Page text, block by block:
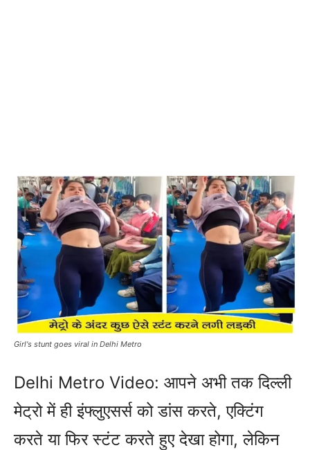
Girl's stunt goes viral in Delhi Metro
Delhi Metro Video: आपने अभी तक दिल्ली
मेट्रो में ही इंफ्लुएसर्स को डांस करते, एक्टिंग
करते या फिर स्टंट करते हुए देखा होगा, लेकिन